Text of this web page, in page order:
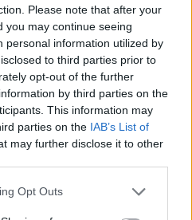
Please note that after your
you may continue seeing
personal information utilized by
to third parties prior to
opt-out of the further
by third parties on the
This information may
parties on the IAB’s List of
may further disclose it to other
Opt Outs
in rissa
Medici Il